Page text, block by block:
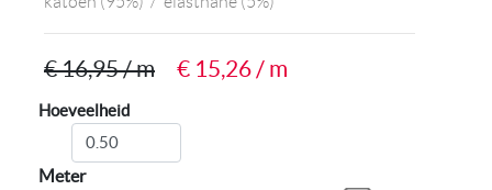
€ 16,95 / m € 15,26 / m
Hoeveelheid
Meter